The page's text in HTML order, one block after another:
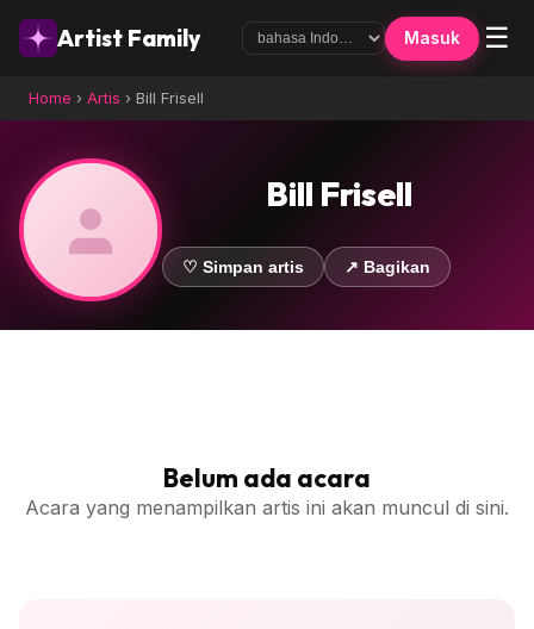
Artist Family Masuk ☰
Home › Artis › Bill Frisell
Bill Frisell
♡ Simpan artis ↗ Bagikan
Belum ada acara
Acara yang menampilkan artis ini akan muncul di sini.